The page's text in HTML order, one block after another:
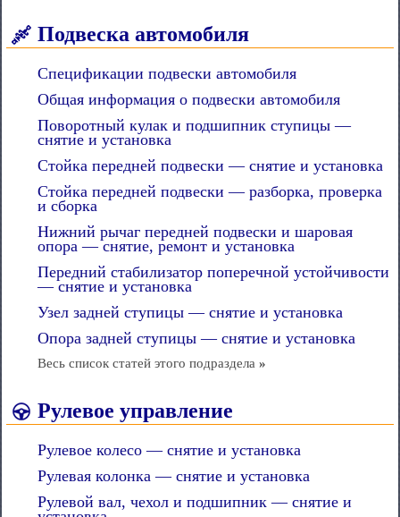
Подвеска автомобиля
Спецификации подвески автомобиля
Общая информация о подвески автомобиля
Поворотный кулак и подшипник ступицы —
снятие и установка
Стойка передней подвески — снятие и установка
Стойка передней подвески — разборка, проверка
и сборка
Нижний рычаг передней подвески и шаровая
опора — снятие, ремонт и установка
Передний стабилизатор поперечной устойчивости
— снятие и установка
Узел задней ступицы — снятие и установка
Опора задней ступицы — снятие и установка
Весь список статей этого подраздела »
Рулевое управление
Рулевое колесо — снятие и установка
Рулевая колонка — снятие и установка
Рулевой вал, чехол и подшипник — снятие и